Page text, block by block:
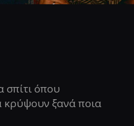
σπίτι όπου
κρύψουν ξανά ποια